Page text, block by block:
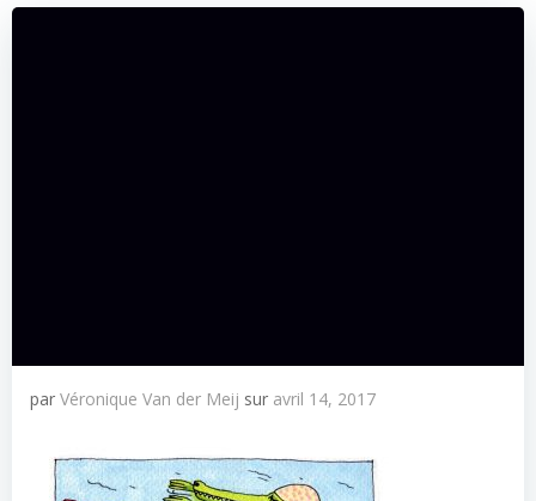
par Véronique Van der Meij sur avril 14, 2017